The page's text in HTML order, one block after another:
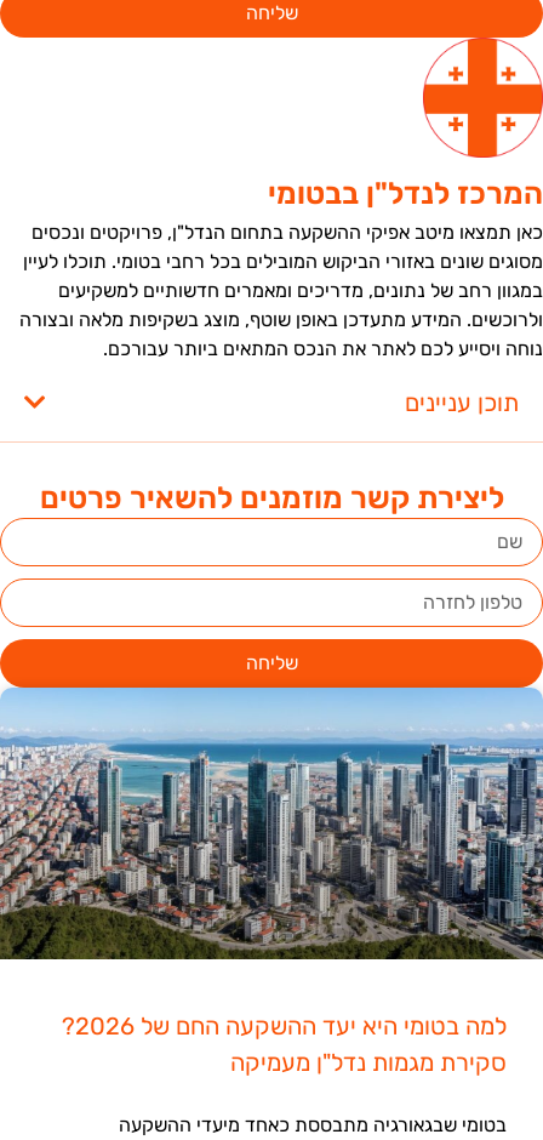
ליצירת קשר מוזמנים להשאיר פרטים
שליחה
למה בטומי היא יעד ההשקעה החם של 2026?
סקירת מגמות נדל"ן מעמיקה
בטומי שבגאורגיה מתבססת כאחד מיעדי ההשקעה
שליחה
לנדל"ן בבטומי
תמצאו מיטב אפיקי ההשקעה בתחום הנדל"ן, פרויקטים ונכסים
שונים באזורי הביקוש המובילים בכל רחבי בטומי. תוכלו לעיין
רחב של נתונים, מדריכים ומאמרים חדשותיים למשקיעים
המידע מתעדכן באופן שוטף, מוצג בשקיפות מלאה ובצורה
ויסייע לכם לאתר את הנכס המתאים ביותר עבורכם.
תוכן עניינים